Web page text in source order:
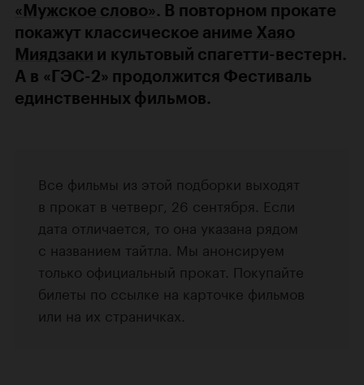
«Мужское слово». В повторном прокате
покажут классическое аниме Хаяо
Миядзаки и культовый спагетти-вестерн.
А в «ГЭС-2» продолжится Фестиваль
единственных фильмов.
Все фильмы из этой подборки выходят
в прокат в четверг, 26 сентября. Если
дата отличается, то она указана рядом
с названием тайтла. Мы анонсируем
только официальный прокат. Покупайте
билеты по ссылке на карточке фильмов
или на их страничках.